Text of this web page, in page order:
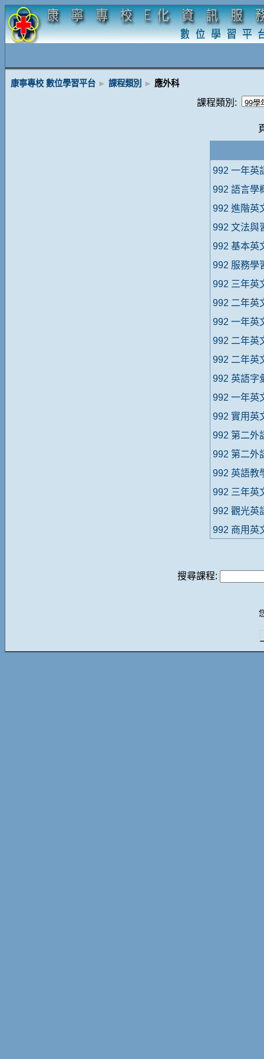
康寧專校 數位學習平台 ► 課程類別 ► 應外科
課程類別:
992 一年英
992 語言學
992 進階英
992 文法與
992 基本英
992 服務學
992 三年英
992 二年英
992 一年英
992 二年英
992 二年英
992 英語字
992 一年英
992 實用英
992 第二外
992 第二外
992 英語教
992 三年英
992 觀光英
992 商用英
搜尋課程: